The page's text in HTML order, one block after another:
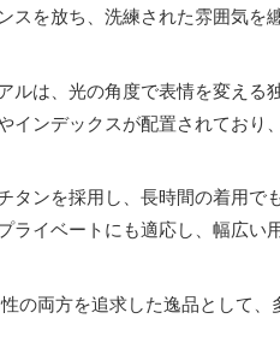
スを放ち、洗練された雰囲気を
ルは、光の角度で表情を変える
インデックスが配置されており
タンを採用し、長時間の着用で
ライベートにも適応し、幅広い
の両方を追求した逸品として、